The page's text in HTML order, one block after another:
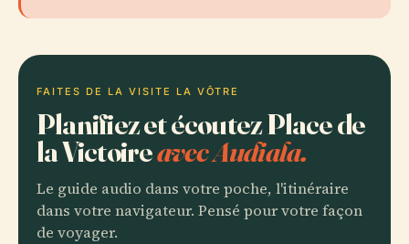
FAITES DE LA VISITE LA VÔTRE
Planifiez et écoutez Place de
la Victoireavec Audiala.
Le guide audio dans votre poche, l'itinéraire
dans votre navigateur. Pensé pour votre façon
de voyager.